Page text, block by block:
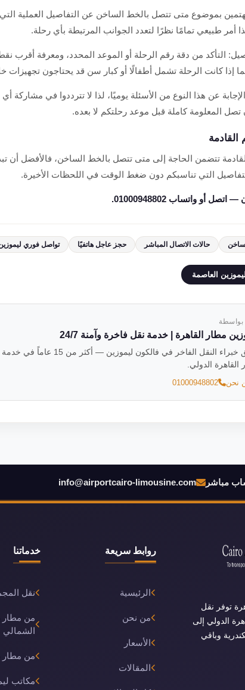
بموضوع متى تتصل بالخط الساخن عن التفاصيل العملية
أمر طبيعي تمامًا نظرًا لتعدد الجوانب المرتبطة بأي رحلة.
التأكد من دقة رقم الرحلة أو الموعد المحدد، ومعرفة أقرب
إذا كانت الرحلة تشمل أطفالًا أو كبار سن قد يحتاجون تجهيزات
عن هذا النوع من الأسئلة يوميًا، لذا لا تترددوا في مشاركة
تصل المعلومة كاملة قبل موعد رحلتكم لا بعده.
القادمة
تتضمن الحاجة إلى متى تتصل بالخط الساخن، فالأفضل أن
التي تناسبكم دون ضغط الوقت في اللحظات الأخيرة.
أو واتساب 01000948802.
حالات الاتصال المباشر حجز عاجل هاتفيًا تواصل فوري
العاصمة
مطار القاهرة | خدمة نقل فاخرة وآمنة 24/7
فريق خبراء النقل الفاخر في فالكون
القاهرة الدولي.
نحن
01000948802
مباشر info@airportcairo-limousine.com
توفر نقل
الدولي إلى
وباقي
روابط سريعة
الرئيسية
من نحن
الأسعار
المقالات
خدماتنا
نقل
من مطار
الشمالي
من مطار
مكاتب